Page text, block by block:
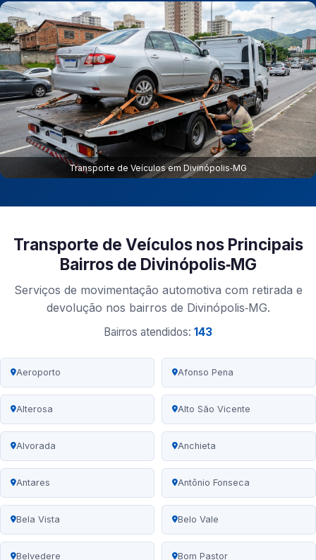
Transporte de Veículos em Divinópolis‑MG
Transporte de Veículos nos Principais
Bairros de Divinópolis‑MG
Serviços de movimentação automotiva com retirada e
devolução nos bairros de Divinópolis‑MG.
Bairros atendidos: 143
Aeroporto Afonso Pena
Alterosa Alto São Vicente
Alvorada Anchieta
Antares Antônio Fonseca
Bela Vista Belo Vale
Belvedere Bom Pastor